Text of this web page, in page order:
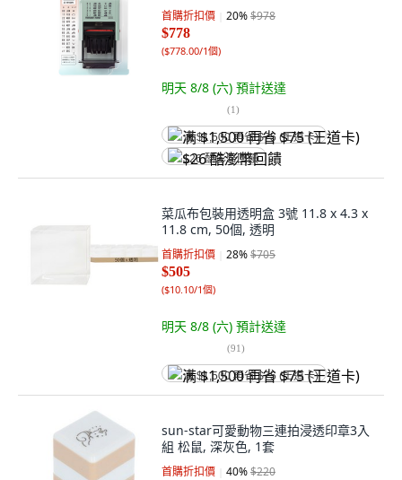
首購折扣價 20%$978
$778
($778.00/1個)
明天 8/8 (六) 預計送達
(1)
满 $1,500 再省 $75 (王道卡)
$26 酷澎幣回饋
菜瓜布包裝用透明盒 3號 11.8 x 4.3 x
11.8 cm, 50個, 透明
首購折扣價 28%$705
$505
($10.10/1個)
明天 8/8 (六) 預計送達
(91)
满 $1,500 再省 $75 (王道卡)
sun-star可愛動物三連拍浸透印章3入
組 松鼠, 深灰色, 1套
首購折扣價 40%$220